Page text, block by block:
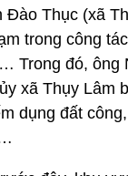
Thục (xã
trong công
Trong đó, ông
xã Thụy Lâm
dụng đất